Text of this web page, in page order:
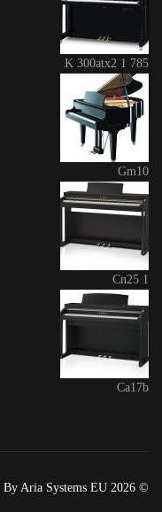
K 300atx2 1 785
Gm10
Cn25 1
Ca17b
© 2026 Nuikasa Co. PJS. Designed By Aria Systems EU